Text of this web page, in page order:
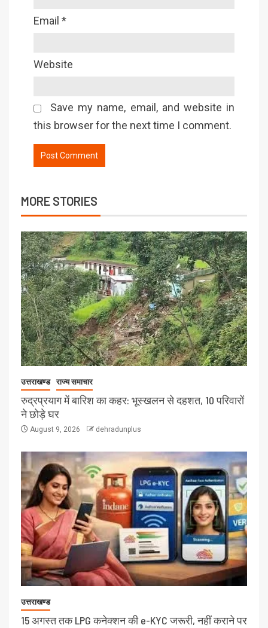
Email *
Website
Save my name, email, and website in
this browser for the next time I comment.
MORE STORIES
उत्तराखण्ड राज्य समाचार
रुद्रप्रयाग में बारिश का कहर: भूस्खलन से दहशत, 10 परिवारों
ने छोड़े घर
August 9, 2026 dehradunplus
उत्तराखण्ड
15 अगस्त तक LPG कनेक्शन की e-KYC जरूरी, नहीं कराने पर